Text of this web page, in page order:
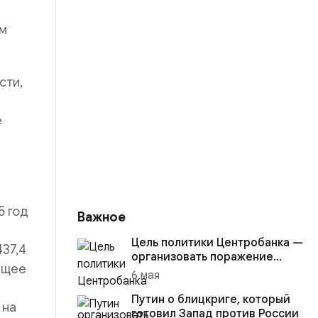
год Важное
Цель политики Центробанка —
организовать поражение
России в вооружённом
конфликте с США
6 мая
Путин о блицкриге, который
готовил Запад против России